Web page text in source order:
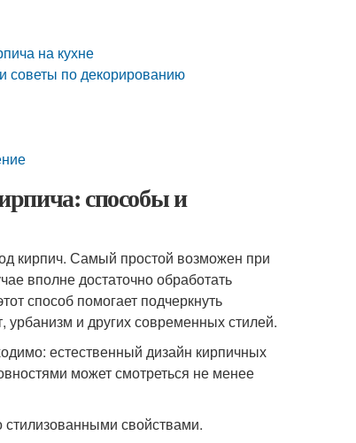
на кухне
советы по декорированию
способы и
кирпич. Самый простой возможен при
вполне достаточно обработать
способ помогает подчеркнуть
и других современных стилей.
естественный дизайн кирпичных
может смотреться не менее
свойствами.